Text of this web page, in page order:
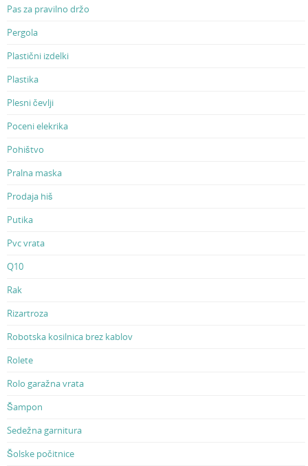
Pas za pravilno držo
Pergola
Plastični izdelki
Plastika
Plesni čevlji
Poceni elekrika
Pohištvo
Pralna maska
Prodaja hiš
Putika
Pvc vrata
Q10
Rak
Rizartroza
Robotska kosilnica brez kablov
Rolete
Rolo garažna vrata
Šampon
Sedežna garnitura
Šolske počitnice